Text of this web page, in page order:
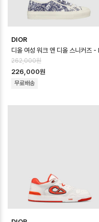
DIOR
262,000원
226,000원
무료배송